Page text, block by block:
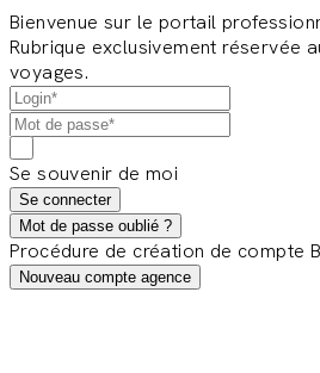
Bienvenue sur le portail
Rubrique exclusivement réservée
voyages.
Se souvenir de moi
Se connecter
Mot de passe oublié ?
Procédure de création de compte
Nouveau compte agence